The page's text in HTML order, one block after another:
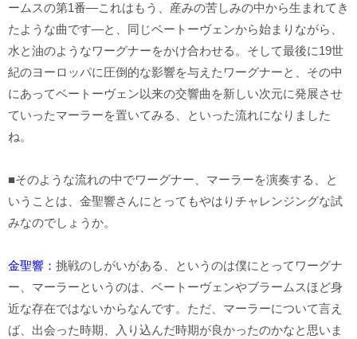
ームスの第1番―これはもう、産みの苦しみの中から生まれてき
たような曲です―と、同じベートーヴェンから始まりながら、
水と油のようなワーグナーをかけ合わせる。そして最後に19世
紀のヨーロッパに圧倒的な影響を与えたワーグナーと、その中
にあってベートーヴェン以来の交響曲を新しい次元に発展させ
ていったマーラーを置いてみる、といった流れになりました
ね。
■そのような流れの中でワーグナー、マーラーを演奏する、と
いうことは、金聖響さんにとってもやはりチャレンジングな試
みなのでしょうか。
金聖響： 挑戦のしがいがある、 というのは僕にとってワーグナ
ー、マーラーというのは、ベートーヴェンやブラームスほど身
近な存在ではないからなんです。ただ、マーラーについて言え
ば、出会った時期、入り込んだ時期が良かったのかなと思いま